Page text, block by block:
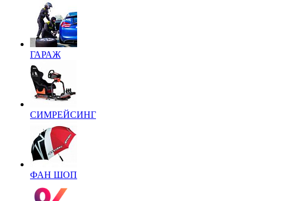
ГАРАЖ
СИМРЕЙСИНГ
ФАН ШОП